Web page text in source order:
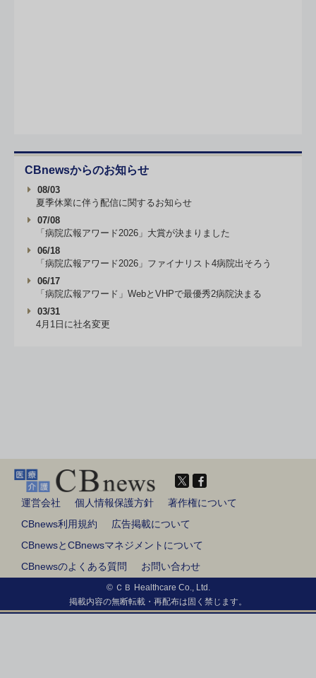
CBnewsからのお知らせ
08/03
夏季休業に伴う配信に関するお知らせ
07/08
「病院広報アワード2026」大賞が決まりました
06/18
「病院広報アワード2026」ファイナリスト4病院出そろう
06/17
「病院広報アワード」WebとVHPで最優秀2病院決まる
03/31
4月1日に社名変更
運営会社 個人情報保護方針
著作権について
CBnews利用規約
広告掲載について
CBnewsとCBnewsマネジメントについて
CBnewsのよくある質問
お問い合わせ
© ＣＢ Healthcare Co., Ltd.
掲載内容の無断転載・再配布は固く禁じます。